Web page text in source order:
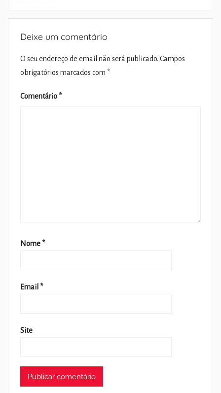
Deixe um comentário
O seu endereço de email não será publicado. Campos
obrigatórios marcados com *
Comentário *
Nome *
Email *
Site